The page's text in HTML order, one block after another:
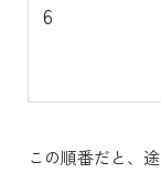
6
この順番だと、